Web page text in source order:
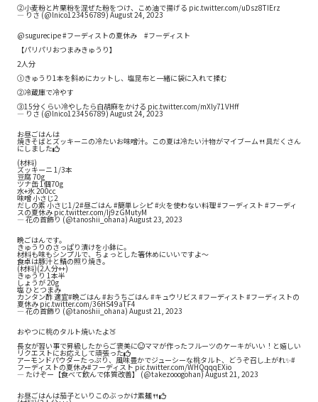
②小麦粉と片栗粉を混ぜた粉をつけ、こめ油で揚げる pic.twitter.com/uDsz8TIErz
— りさ (@lnico123456789)August 24, 2023
@sugurecipe#フーディストの夏休み
#フーディスト
【パリパリおつまみきゅうり】
2人分
①きゅうり1本を斜めにカットし、塩昆布と一緒に袋に入れて揉む
②冷蔵庫で冷やす
③15分くらい冷やしたら白胡麻をかける pic.twitter.com/mXly71VHff
— りさ (@lnico123456789)August 24, 2023
お昼ごはんは
焼きそばとズッキーニの冷たいお味噌汁。この夏は冷たい汁物がマイブーム🍴具だくさん
にしました👍
(材料)
ズッキーニ 1/3本
豆腐 70g
ツナ缶 1個70g
水+氷 200cc
味噌 小さじ2
だしの素 小さじ1/2#昼ごはん#簡単レシピ#火を使わない料理#フーディスト #フーディ
スの夏休み pic.twitter.com/Ij9zGMutyM
— 花の首飾り (@tanoshii_ohana) August 23, 2023
晩ごはんです。
きゅうりのさっぱり漬けを小鉢に。
材料も味もシンプルで、ちょっとした箸休めにいいですよ〜
食卓は豚汁と鯖の照り焼き。
(材料)(2人分++)
きゅうり 1本半
しょうが 20g
塩 ひとつまみ
カンタン酢 適宜#晩ごはん#おうちごはん#キュウリビス #フーディスト #フーディストの
夏休み pic.twitter.com/36HS49aTF4
— 花の首飾り (@tanoshii_ohana) August 21, 2023
おやつに桃のタルト焼いたよ🍑
長女が習い事で昇級したからご褒美に😊ママが作ったフルーツのケーキがいい！と嬉しい
リクエストにお応えして頑張った👍
アーモンドパウダーたっぷり、風味豊かでジューシーな桃タルト、どうぞ召し上がれ✨#
フーディストの夏休み#フーディストpic.twitter.com/WHQqqqEXio
— たけぞー【食べて飲んで体質改善】 (@takezooogohan)August 21, 2023
お昼ごはんは茄子といりこのぶっかけ素麺🍴👍